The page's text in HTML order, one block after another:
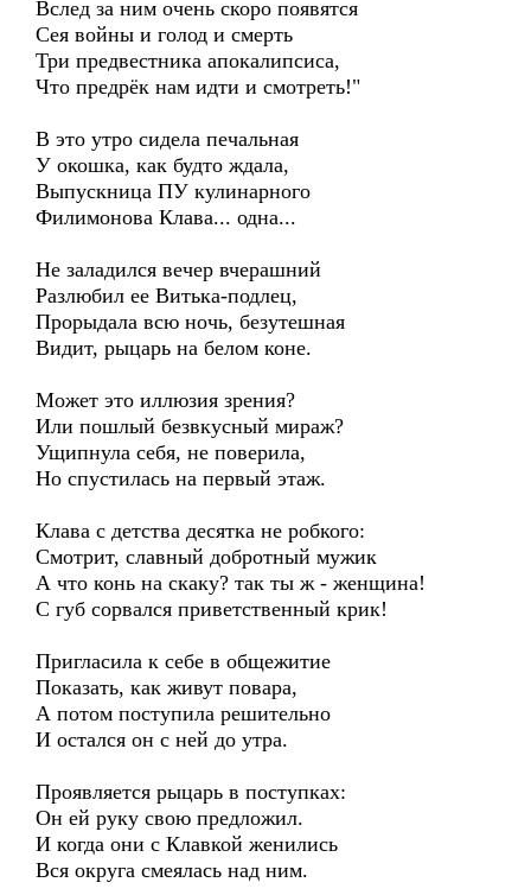
Вслед за ним очень скоро появятся
Сея войны и голод и смерть
Три предвестника апокалипсиса,
Что предрёк нам идти и смотреть!"
В это утро сидела печальная
У окошка, как будто ждала,
Выпускница ПУ кулинарного
Филимонова Клава... одна...
Не заладился вечер вчерашний
Разлюбил ее Витька-подлец,
Прорыдала всю ночь, безутешная
Видит, рыцарь на белом коне.
Может это иллюзия зрения?
Или пошлый безвкусный мираж?
Ущипнула себя, не поверила,
Но спустилась на первый этаж.
Клава с детства десятка не робкого:
Смотрит, славный добротный мужик
А что конь на скаку? так ты ж - женщина!
С губ сорвался приветственный крик!
Пригласила к себе в общежитие
Показать, как живут повара,
А потом поступила решительно
И остался он с ней до утра.
Проявляется рыцарь в поступках:
Он ей руку свою предложил.
И когда они с Клавкой женились
Вся округа смеялась над ним.